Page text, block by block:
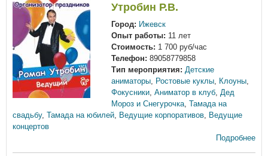
Утробин Р.В.
Город: Ижевск
Опыт работы: 11 лет
Стоимость: 1 700 руб/час
Телефон: 89058779858
Тип мероприятия: Детские
аниматоры Ростовые куклы Клоуны
Фокусники Аниматор в клуб Дед
Мороз и Снегурочка Тамада на
свадьбу, Тамада на юбилей Ведущие корпоративов Ведущие
концертов
Подробнее